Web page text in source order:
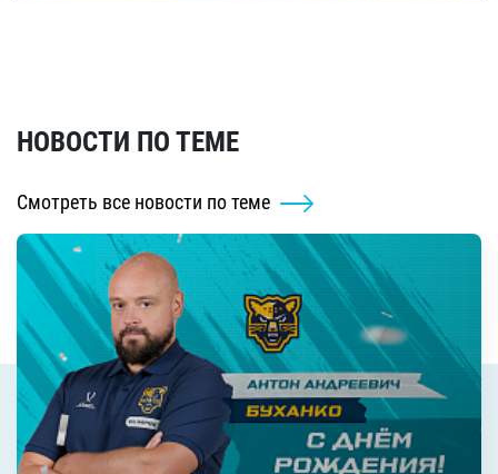
НОВОСТИ ПО ТЕМЕ
Смотреть все новости по теме